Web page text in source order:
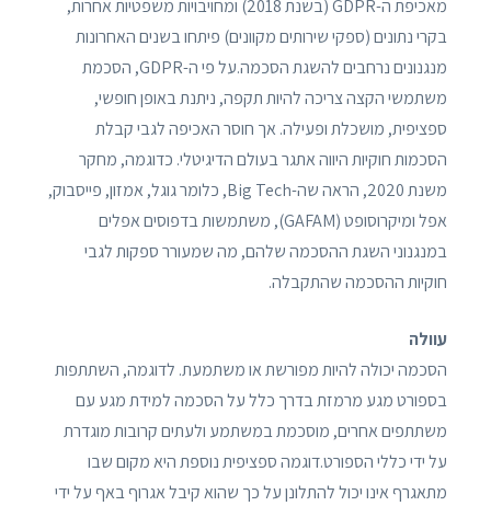
מאכיפת ה-GDPR (בשנת 2018) ומחויבויות משפטיות אחרות,
בקרי נתונים (ספקי שירותים מקוונים) פיתחו בשנים האחרונות
מנגנונים נרחבים להשגת הסכמה.על פי ה-GDPR, הסכמת
משתמשי הקצה צריכה להיות תקפה, ניתנת באופן חופשי,
ספציפית, מושכלת ופעילה. אך חוסר האכיפה לגבי קבלת
הסכמות חוקיות היווה אתגר בעולם הדיגיטלי. כדוגמה, מחקר
משנת 2020, הראה שה-Big Tech, כלומר גוגל, אמזון, פייסבוק,
אפל ומיקרוסופט (GAFAM), משתמשות בדפוסים אפלים
במנגנוני השגת ההסכמה שלהם, מה שמעורר ספקות לגבי
חוקיות ההסכמה שהתקבלה.
עוולה
הסכמה יכולה להיות מפורשת או משתמעת. לדוגמה, השתתפות
בספורט מגע מרמזת בדרך כלל על הסכמה למידת מגע עם
משתתפים אחרים, מוסכמת במשתמע ולעתים קרובות מוגדרת
על ידי כללי הספורט.דוגמה ספציפית נוספת היא מקום שבו
מתאגרף אינו יכול להתלונן על כך שהוא קיבל אגרוף באף על ידי